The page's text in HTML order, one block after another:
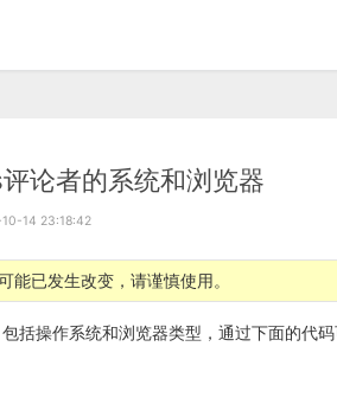
论者的系统和浏览器
14 23:18:42
已发生改变，请谨慎使用。
括操作系统和浏览器类型，通过下面的代